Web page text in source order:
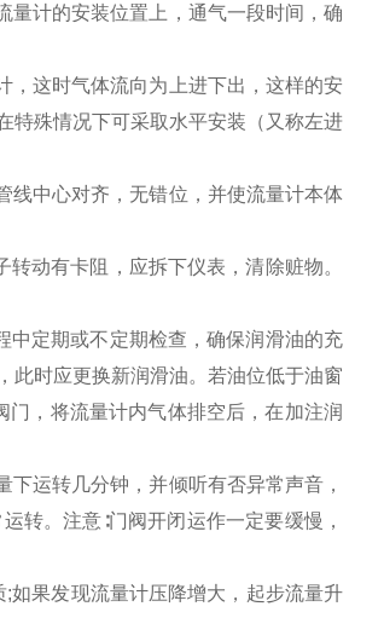
量计的安装位置上，通气一段时间，确
，这时气体流向为上进下出，这样的安
特殊情况下可采取水平安装（又称左进
线中心对齐，无错位，并使流量计本体
动有卡阻，应拆下仪表，清除赃物。
中定期或不定期检查，确保润滑油的充
此时应更换新润滑油。若油位低于油窗
门，将流量计内气体排空后，在加注润
运转几分钟，并倾听有否异常声音，
转。注意∶门阀开闭运作一定要缓慢，
;如果发现流量计压降增大，起步流量升